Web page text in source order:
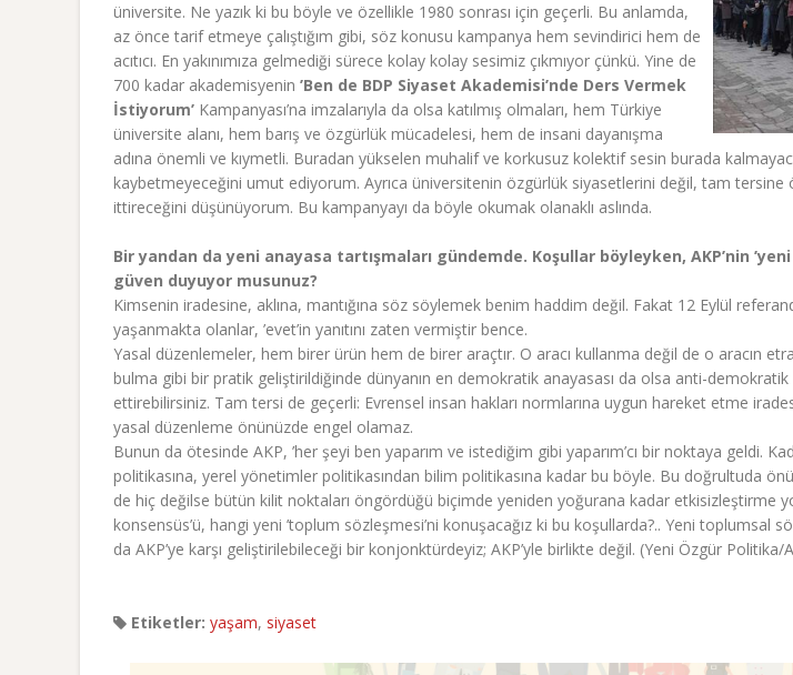
üniversite. Ne yazık ki bu böyle ve özellikle 1980 sonrası için geçerli. Bu anlamda,
az önce tarif etmeye çalıştığım gibi, söz konusu kampanya hem sevindirici hem de
acıtıcı. En yakınımıza gelmediği sürece kolay kolay sesimiz çıkmıyor çünkü. Yine de
700 kadar akademisyenin ’Ben de BDP Siyaset Akademisi’nde Ders Vermek
İstiyorum’ Kampanyası’na imzalarıyla da olsa katılmış olmaları, hem Türkiye
üniversite alanı, hem barış ve özgürlük mücadelesi, hem de insani dayanışma
adına önemli ve kıymetli. Buradan yükselen muhalif ve korkusuz kolektif sesin burada
kaybetmeyeceğini umut ediyorum. Ayrıca üniversitenin özgürlük siyasetlerini değil, tam tersine
ittireceğini düşünüyorum. Bu kampanyayı da böyle okumak olanaklı aslında.
Bir yandan da yeni anayasa tartışmaları gündemde. Koşullar böyleyken, AKP’nin
güven duyuyor musunuz?
Kimsenin iradesine, aklına, mantığına söz söylemek benim haddim değil. Fakat 12 Eylül
yaşanmakta olanlar, ’evet’in yanıtını zaten vermiştir bence.
Yasal düzenlemeler, hem birer ürün hem de birer araçtır. O aracı kullanma değil de o aracın
bulma gibi bir pratik geliştirildiğinde dünyanın en demokratik anayasası da olsa anti-
ettirebilirsiniz. Tam tersi de geçerli: Evrensel insan hakları normlarına uygun hareket etme
yasal düzenleme önünüzde engel olamaz.
Bunun da ötesinde AKP, ’her şeyi ben yaparım ve istediğim gibi yaparım’cı bir noktaya geldi.
politikasına, yerel yönetimler politikasından bilim politikasına kadar bu böyle. Bu doğrultuda
de hiç değilse bütün kilit noktaları öngördüğü biçimde yeniden yoğurana kadar etkisizleştirme
konsensüs’ü, hangi yeni ’toplum sözleşmesi’ni konuşacağız ki bu koşullarda?.. Yeni toplumsal
da AKP’ye karşı geliştirilebileceği bir konjonktürdeyiz; AKP’yle birlikte değil. (Yeni Özgür Politika/
Etiketler: yaşam, siyaset